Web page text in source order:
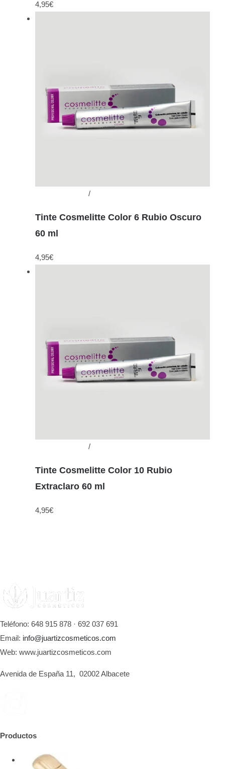
4,95€
/
Tinte Cosmelitte Color 6 Rubio Oscuro
60 ml
4,95€
/
Tinte Cosmelitte Color 10 Rubio
Extraclaro 60 ml
4,95€
Teléfono: 648 915 878 · 692 037 691
Email: info@juartizcosmeticos.com
Web: www.juartizcosmeticos.com
Avenida de España 11, 02002 Albacete
Productos